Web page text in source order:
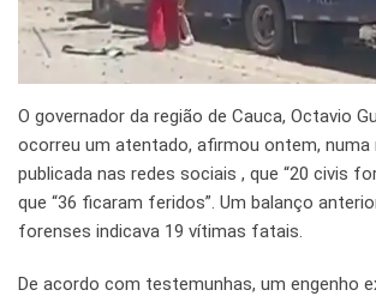
O governador da região de Cauca, Octavio
ocorreu um atentado, afirmou ontem, numa
publicada nas redes sociais , que “20 civis
que “36 ficaram feridos”. Um balanço
forenses indicava 19 vítimas fatais.
De acordo com testemunhas, um engenho